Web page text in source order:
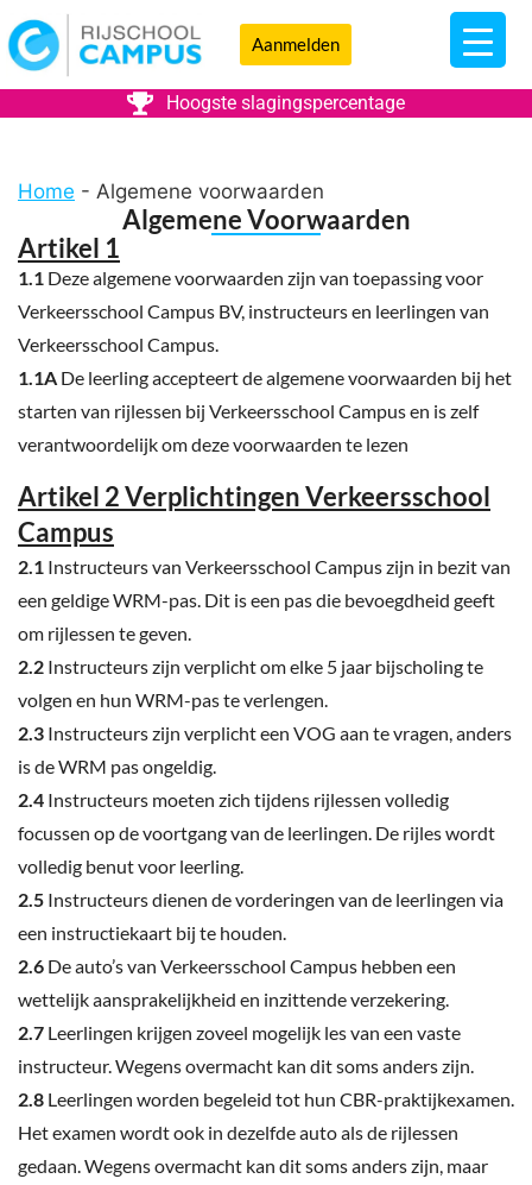
Aanmelden
Hoogste slagingspercentage
Home - Algemene voorwaarden
Algemene Voorwaarden
Artikel 1
1.1 Deze algemene voorwaarden zijn van toepassing voor
Verkeersschool Campus BV, instructeurs en leerlingen van
Verkeersschool Campus.
1.1A De leerling accepteert de algemene voorwaarden bij het
starten van rijlessen bij Verkeersschool Campus en is zelf
verantwoordelijk om deze voorwaarden te lezen
Artikel 2 Verplichtingen Verkeersschool
Campus
2.1 Instructeurs van Verkeersschool Campus zijn in bezit van
een geldige WRM-pas. Dit is een pas die bevoegdheid geeft
om rijlessen te geven.
2.2 Instructeurs zijn verplicht om elke 5 jaar bijscholing te
volgen en hun WRM-pas te verlengen.
2.3 Instructeurs zijn verplicht een VOG aan te vragen, anders
is de WRM pas ongeldig.
2.4 Instructeurs moeten zich tijdens rijlessen volledig
focussen op de voortgang van de leerlingen. De rijles wordt
volledig benut voor leerling.
2.5 Instructeurs dienen de vorderingen van de leerlingen via
een instructiekaart bij te houden.
2.6 De auto’s van Verkeersschool Campus hebben een
wettelijk aansprakelijkheid en inzittende verzekering.
2.7 Leerlingen krijgen zoveel mogelijk les van een vaste
instructeur. Wegens overmacht kan dit soms anders zijn.
2.8 Leerlingen worden begeleid tot hun CBR-praktijkexamen.
Het examen wordt ook in dezelfde auto als de rijlessen
gedaan. Wegens overmacht kan dit soms anders zijn, maar